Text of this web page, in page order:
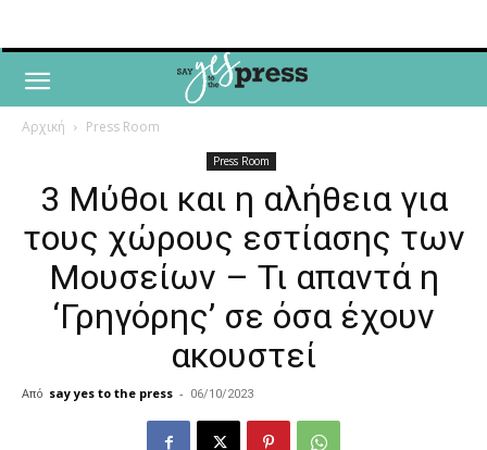
Αρχική Press Room
Press Room
3 Μύθοι και η αλήθεια για
τους χώρους εστίασης των
Μουσείων – Τι απαντά η
‘Γρηγόρης’ σε όσα έχουν
ακουστεί
Από say yes to the press - 06/10/2023